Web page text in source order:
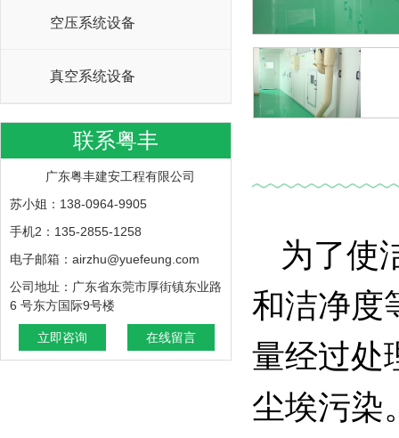
空压系统设备
真空系统设备
联系粤丰
广东粤丰建安工程有限公司
苏小姐：138-0964-9905
手机2：135-2855-1258
电子邮箱：airzhu@yuefeung.com
公司地址：广东省东莞市厚街镇东业路
6 号东方国际9号楼
立即咨询 在线留言
为了使
和洁净度
量经过处
尘埃污染